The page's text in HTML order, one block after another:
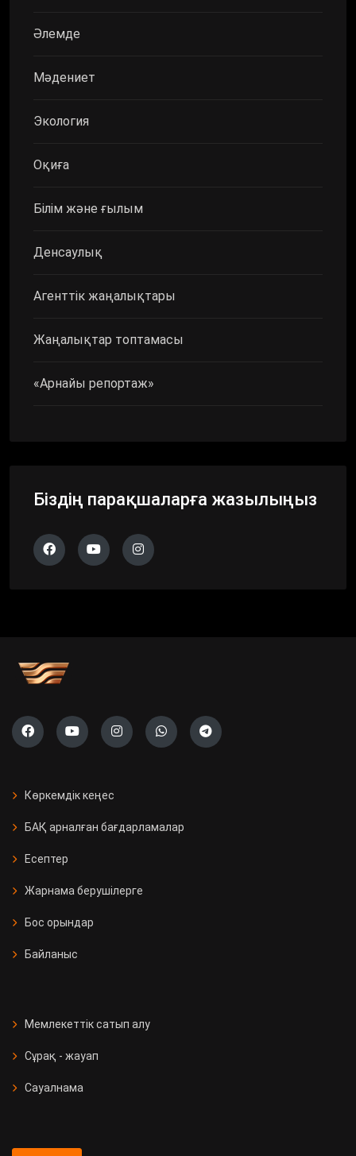
Әлемде
Мәдениет
Экология
Оқиға
Білім және ғылым
Денсаулық
Агенттік жаңалықтары
Жаңалықтар топтамасы
«Арнайы репортаж»
Біздің парақшаларға жазылыңыз
Көркемдік кеңес
БАҚ арналған бағдарламалар
Есептер
Жарнама берушілерге
Бос орындар
Байланыс
Мемлекеттік сатып алу
Сұрақ - жауап
Сауалнама